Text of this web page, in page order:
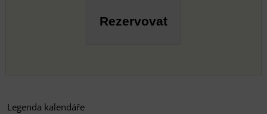
Legenda kalendáře